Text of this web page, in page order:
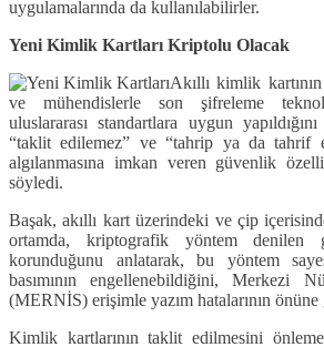
uygulamalarında da kullanılabilirler.
Yeni Kimlik Kartları Kriptolu Olacak
Akıllı kimlik
ve mühendislerle son şifreleme
uluslararası standartlara uygun
“taklit edilemez” ve “tahrip ya da tahrif
algılanmasına imkan veren güvenlik
söyledi.
Başak, akıllı kart üzerindeki ve çip
ortamda, kriptografik yöntem denilen
korunduğunu anlatarak, bu yöntem
basımının engellenebildiğini, Merkezi
(MERNİS) erişimle yazım hatalarının
Kimlik kartlarının taklit edilmesini